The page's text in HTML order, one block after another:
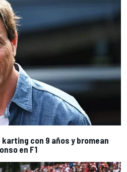
karting con 9 años y bromean
en F1